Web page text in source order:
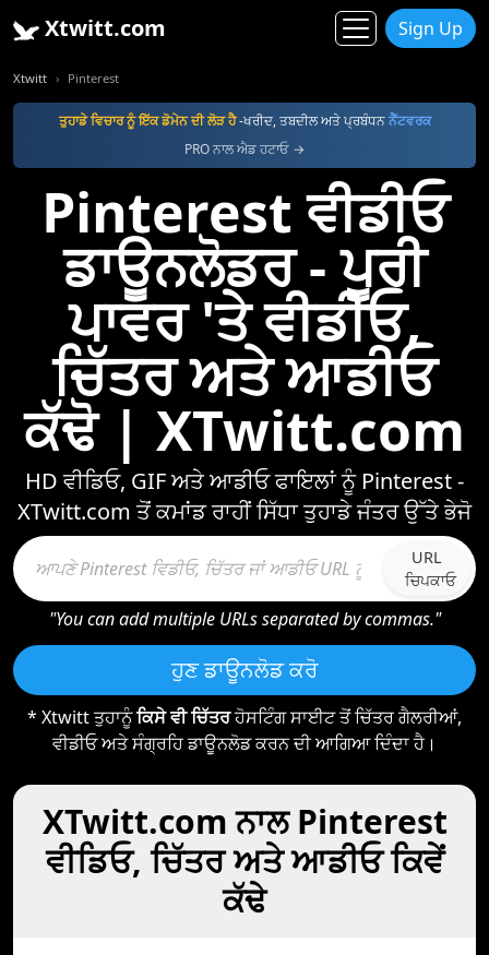
Xtwitt.com Sign Up
Xtwitt Pinterest
ਤੁਹਾਡੇ ਵਿਚਾਰ ਨੂੰ ਇੱਕ ਡੋਮੇਨ ਦੀ ਲੋੜ ਹੈ-ਖਰੀਦ, ਤਬਦੀਲ ਅਤੇ ਪ੍ਰਬੰਧਨਨੈੱਟਵਰਕ
PRO ਨਾਲ ਐਡ ਹਟਾਓ →
Pinterest ਵੀਡੀਓ
ਡਾਊਨਲੋਡਰ - ਪੂਰੀ
ਪਾਵਰ 'ਤੇ ਵੀਡੀਓ,
ਚਿੱਤਰ ਅਤੇ ਆਡੀਓ
ਕੱਢੋ | XTwitt.com
HD ਵੀਡਿਓ, GIF ਅਤੇ ਆਡੀਓ ਫਾਇਲਾਂ ਨੂੰ Pinterest -
XTwitt.com ਤੋਂ ਕਮਾਂਡ ਰਾਹੀਂ ਸਿੱਧਾ ਤੁਹਾਡੇ ਜੰਤਰ ਉੱਤੇ ਭੇਜੋ
URL
ਚਿਪਕਾਓ
"You can add multiple URLs separated by commas."
ਹੁਣ ਡਾਊਨਲੋਡ ਕਰੋ
* Xtwitt ਤੁਹਾਨੂੰਕਿਸੇ ਵੀ ਚਿੱਤਰਹੋਸਟਿੰਗ ਸਾਈਟ ਤੋਂ ਚਿੱਤਰ ਗੈਲਰੀਆਂ,
ਵੀਡੀਓ ਅਤੇ ਸੰਗ੍ਰਹਿ ਡਾਊਨਲੋਡ ਕਰਨ ਦੀ ਆਗਿਆ ਦਿੰਦਾ ਹੈ।
XTwitt.com ਨਾਲ Pinterest
ਵੀਡਿਓ, ਚਿੱਤਰ ਅਤੇ ਆਡੀਓ ਕਿਵੇਂ
ਕੱਢੇ